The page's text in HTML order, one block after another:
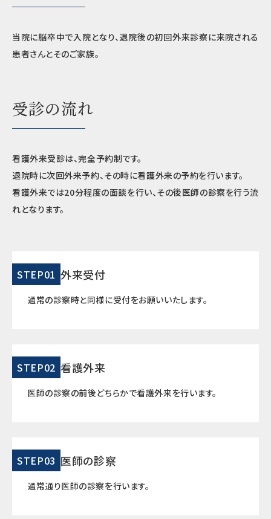
当院に脳卒中で入院となり、退院後の初回外来診察に来院される
患者さんとそのご家族。
受診の流れ
看護外来受診は、完全予約制です。
退院時に次回外来予約、その時に看護外来の予約を行います。
看護外来では20分程度の面談を行い、その後医師の診察を行う流
れとなります。
STEP01 外来受付
通常の診察時と同様に受付をお願いいたします。
STEP02 看護外来
医師の診察の前後どちらかで看護外来を行います。
STEP03 医師の診察
通常通り医師の診察を行います。